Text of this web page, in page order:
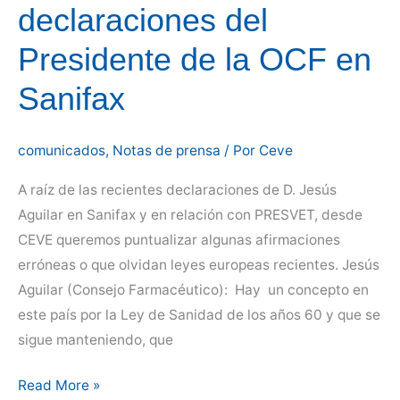
declaraciones del
Presidente de la OCF en
Sanifax
comunicados, Notas de prensa / Por Ceve
A raíz de las recientes declaraciones de D. Jesús
Aguilar en Sanifax y en relación con PRESVET, desde
CEVE queremos puntualizar algunas afirmaciones
erróneas o que olvidan leyes europeas recientes. Jesús
Aguilar (Consejo Farmacéutico): Hay un concepto en
este país por la Ley de Sanidad de los años 60 y que se
sigue manteniendo, que
CEVE
Read More »